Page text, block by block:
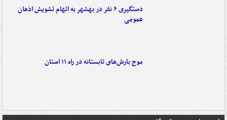
دستگیری ۶ نفر در بهشهر به اتهام تشویش اذهان
عمومی
موج بارش‌های تابستانه در راه ۱۱ استان